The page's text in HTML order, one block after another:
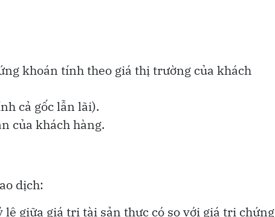
khoán tính theo giá thị trường của khách
cả gốc lẫn lãi).
của khách hàng.
dịch:
lệ giữa giá trị tài sản thực có so với giá trị chứng